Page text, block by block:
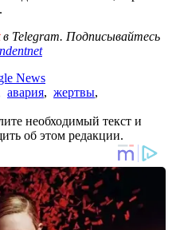
.
в Telegram. Подписывайтесь
News
авария, жертвы,
необходимый текст и
об этом редакции.